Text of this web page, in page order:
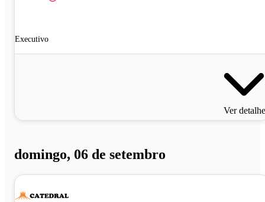
Executivo
Ver
domingo, 06 de setembro